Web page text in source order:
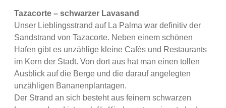
Tazacorte – schwarzer Lavasand
Unser Lieblingsstrand auf La Palma war definitiv der
Sandstrand von Tazacorte. Neben einem schönen
Hafen gibt es unzählige kleine Cafés und Restaurants
im Kern der Stadt. Von dort aus hat man einen tollen
Ausblick auf die Berge und die darauf angelegten
unzähligen Bananenplantagen.
Der Strand an sich besteht aus feinem schwarzen